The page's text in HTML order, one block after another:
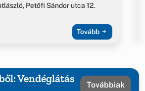
Petőfi Sándor utca 12.
Tovább
Vendéglátás Továbbiak